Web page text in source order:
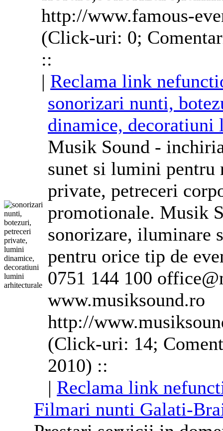
http://www.famous-
(Click-uri: 0;
::
| Reclama link
sonorizari nunti,
dinamice,
Musik Sound -
sunet si lumini pentru
private, petreceri
promotionale. Musik
sonorizare, iluminare
pentru orice tip de
0751 144 100
www.musiksound.ro
http://
(Click-uri: 14;
2010) ::
| Reclama link
Filmari nunti Galati-